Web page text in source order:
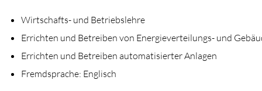
Wirtschafts- und Betriebslehre
Errichten und Betreiben von Energieverteilungs- und
Errichten und Betreiben automatisierter Anlagen
Fremdsprache: Englisch